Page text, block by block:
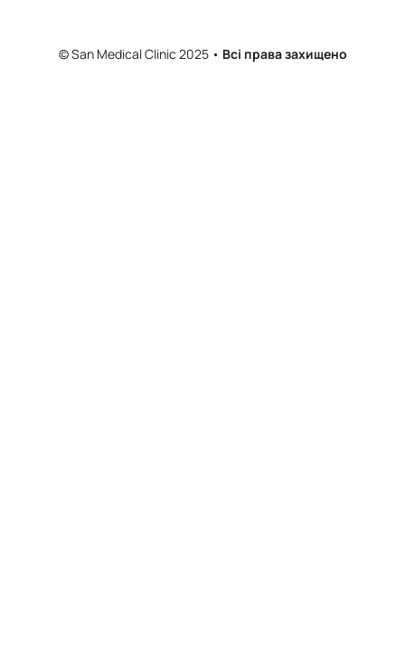
© San Medical Clinic 2025 • Всі права захищено